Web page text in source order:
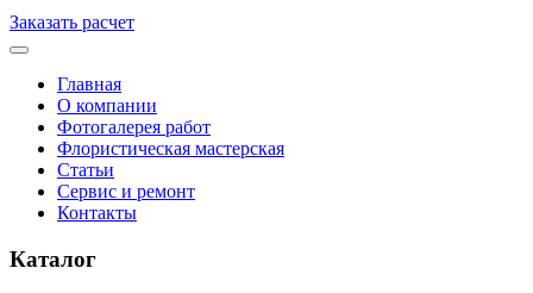
Заказать расчет
Главная
О компании
Фотогалерея работ
Флористическая мастерская
Статьи
Сервис и ремонт
Контакты
Каталог